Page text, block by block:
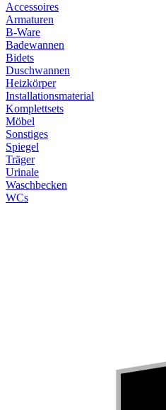
Accessoires
Armaturen
B-Ware
Badewannen
Bidets
Duschwannen
Heizkörper
Installationsmaterial
Komplettsets
Möbel
Sonstiges
Spiegel
Träger
Urinale
Waschbecken
WCs